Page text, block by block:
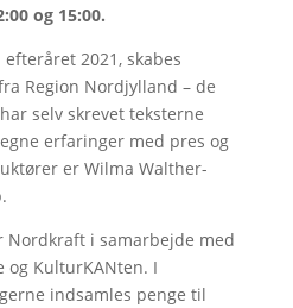
og 15:00.
2021, skabes
Region Nordjylland – de
selv skrevet teksterne
erfaringer med pres og
er Wilma Walther-
Nordkraft i samarbejde med
og KulturKANten. I
indsamles penge til